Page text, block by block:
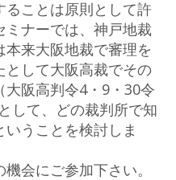
ことは原則として許
ミナーでは、神戸地裁
来大阪地裁で審理を
して大阪高裁でその
阪高判令4・9・30令
して、どの裁判所で知
うことを検討しま
会にご参加下さい。